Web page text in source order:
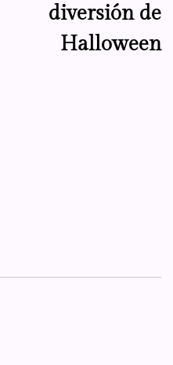
diversión de
Halloween